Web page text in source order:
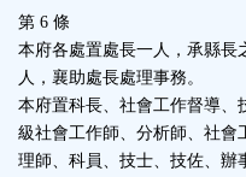
第 6 條
本府各處置處長一人，承縣長
人，襄助處長處理事務。
本府置科長、社會工作督導、
級社會工作師、分析師、社會
理師、科員、技士、技佐、辦